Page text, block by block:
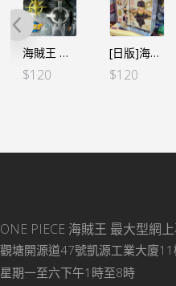
海賊王 MEGA WCF -PACIFISTA 和平主義者 巴索羅繆·大熊（行）
$120
[日版]海賊王WCF -和之國鬼島篇- VOL.11 – B卓洛
$120
ONE PIECE 海賊王 最大型網
觀塘開源道47號凱源工業大廈11
星期一至六下午1時至8時